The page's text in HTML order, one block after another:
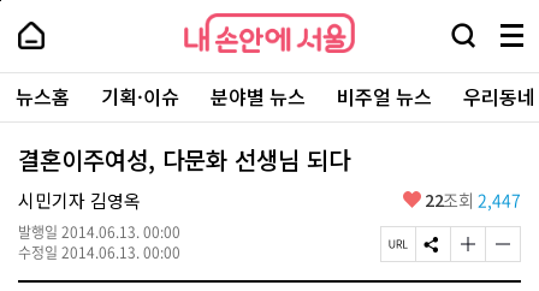
본
로
가
내
손
안
에
서
울
-
서
울
시
대
표
소
내
손
에
울
검
창
열
기
메
뉴
전
체
보
주
요
서
뉴스홈 기획·이슈 분야별 뉴스 비주얼 뉴스 우리동
결혼이주여성, 다문화 선생님 되다
시민기자 김영옥
발행일 2014.06.13. 00:00
수정일 2014.06.13. 00:00
좋
요
22조회 2,447
페
이
S
N
글
자
글
자
페
상
단
로